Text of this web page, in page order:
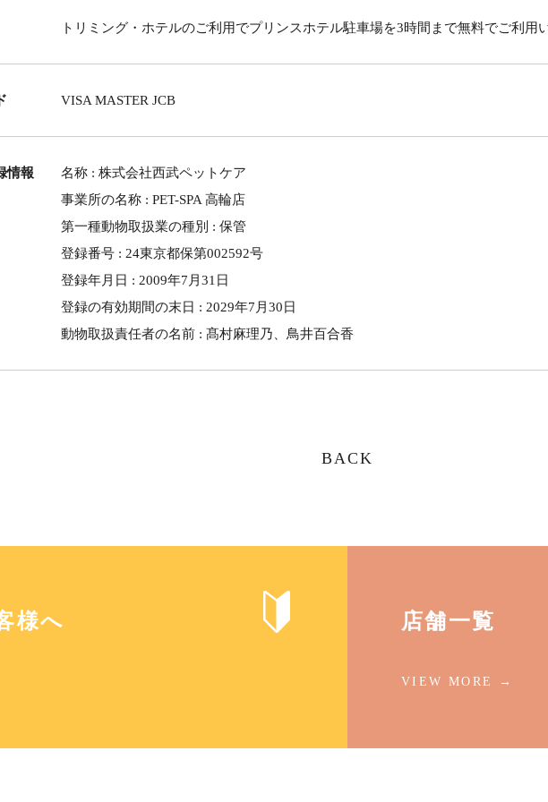
トリミング・ホテルのご利用でプリンスホテル駐車場を3時間まで無料でご利用
VISA MASTER JCB
情報
名称 : 株式会社西武ペットケア
事業所の名称 : PET-SPA 高輪店
第一種動物取扱業の種別 : 保管
登録番号 : 24東京都保第002592号
登録年月日 : 2009年7月31日
登録の有効期間の末日 : 2029年7月30日
動物取扱責任者の名前 : 髙村麻理乃、鳥井百合香
BACK
様へ 店舗一覧